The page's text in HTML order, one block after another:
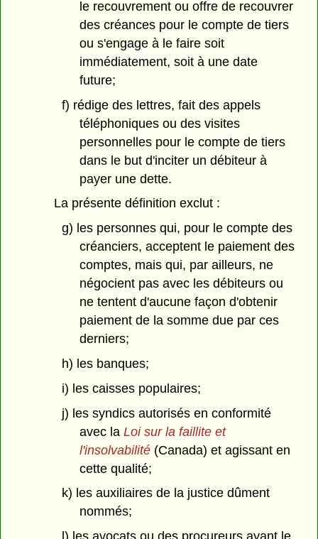
le recouvrement ou offre de recouvrer
des créances pour le compte de tiers
ou s'engage à le faire soit
immédiatement, soit à une date
future;
f) rédige des lettres, fait des appels
téléphoniques ou des visites
personnelles pour le compte de tiers
dans le but d'inciter un débiteur à
payer une dette.
La présente définition exclut :
g) les personnes qui, pour le compte des
créanciers, acceptent le paiement des
comptes, mais qui, par ailleurs, ne
négocient pas avec les débiteurs ou
ne tentent d'aucune façon d'obtenir
paiement de la somme due par ces
derniers;
h) les banques;
i) les caisses populaires;
j) les syndics autorisés en conformité
avec la Loi sur la faillite et
l'insolvabilité (Canada) et agissant en
cette qualité;
k) les auxiliaires de la justice dûment
nommés;